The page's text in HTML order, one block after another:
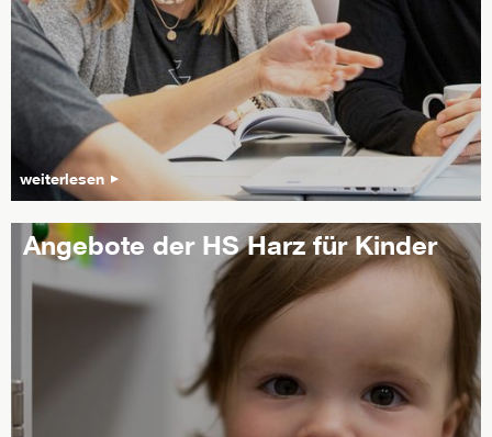
weiterlesen
Angebote der HS Harz für Kinder